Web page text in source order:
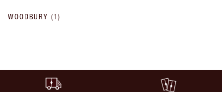
WOODBURY (1 )